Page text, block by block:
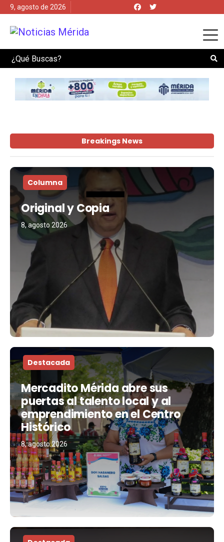
9, agosto de 2026
Search
Breakings News
Columna
Original y Copia
8, agosto 2026
Destacada
Mercadito Mérida abre sus
puertas al talento local y al
emprendimiento en el Centro
Histórico
8, agosto 2026